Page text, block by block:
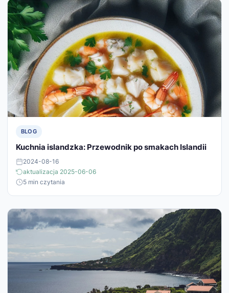
BLOG
Kuchnia islandzka: Przewodnik po smakach Islandii
2024-08-16
aktualizacja 2025-06-06
5 min czytania